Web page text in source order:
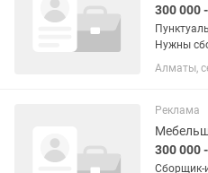
300 000
Нужны
опытом и
Алматы,
Реклама
300 000
Сборщик-